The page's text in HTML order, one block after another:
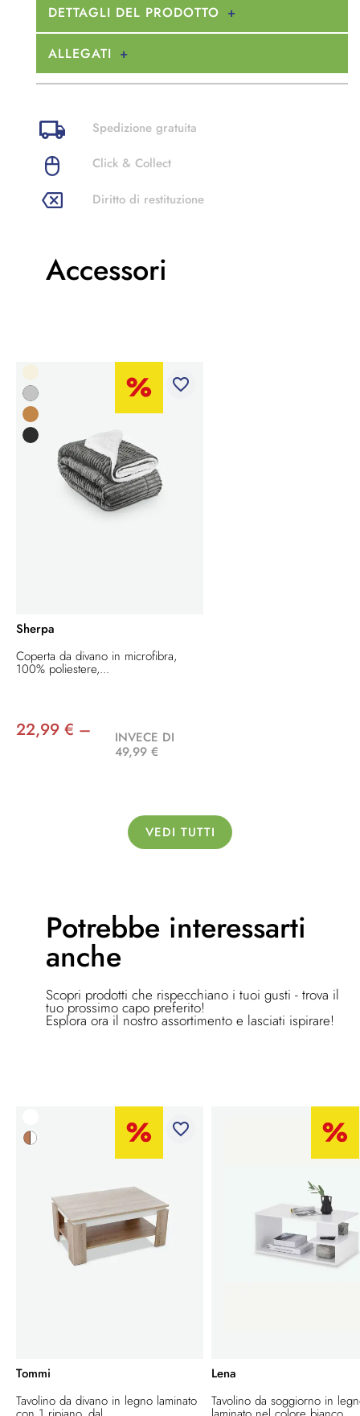
DETTAGLI DEL PRODOTTO
ALLEGATI
Spedizione gratuita
Click & Collect
Diritto di restituzione
Accessori
favorite_border
Sherpa
Coperta da divano in microfibra,
100% poliestere,...
22,99 € –
INVECE DI
49,99 €
VEDI TUTTI
Potrebbe interessarti
anche
Scopri prodotti che rispecchiano i tuoi gusti - trova il
tuo prossimo capo preferito!
Esplora ora il nostro assortimento e lasciati ispirare!
favorite_border
Tommi
Tavolino da divano in legno laminato
Lena
Tavolino da soggiorno in